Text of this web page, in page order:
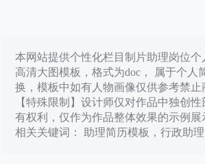
本网站提供个性化栏目制片助理岗位
高清大图模板，格式为doc， 属于个
换，模板中如有人物画像仅供参考禁止
【特殊限制】设计师仅对作品中独创
有权利，仅作为作品整体效果的示例展
相关关键词： 助理简历模板，行政助